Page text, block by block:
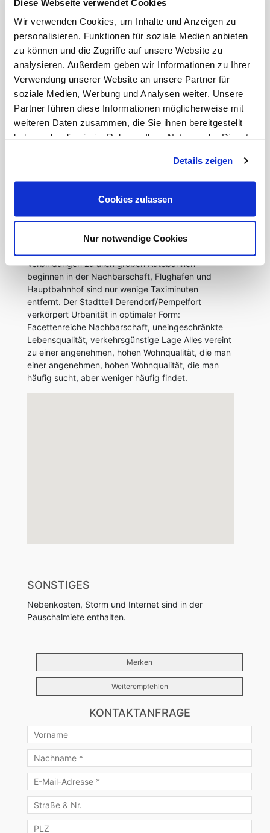
Diese Webseite verwendet Cookies
Wir verwenden Cookies, um Inhalte und Anzeigen zu
personalisieren, Funktionen für soziale Medien anbieten
zu können und die Zugriffe auf unsere Website zu
analysieren. Außerdem geben wir Informationen zu Ihrer
Verwendung unserer Website an unsere Partner für
soziale Medien, Werbung und Analysen weiter. Unsere
Partner führen diese Informationen möglicherweise mit
weiteren Daten zusammen, die Sie ihnen bereitgestellt
haben oder die sie im Rahmen Ihrer Nutzung der Dienste
Details zeigen
Cookies zulassen
Nur notwendige Cookies
Es ist ganz besonders eine Wohnlage, die
Lebensqualität garantiert, weil Lebensfreude und
Genuss in den unterschiedlichsten Varianten direkt
vor der Haustür geboten werden. In einem engen
Radius – kurze 15 Gehminuten - liegen die Deutsche
Oper am Rhein und das Düsseldorfer
Schauspielhaus, die Kunstsammlung Nordrhein
Westfalen und weitere bedeutende Museen. Unweit
davon die Königsallee mit ihrem konzentrierten
dazwischen eine Gastronomieauswahl auf
Mix aus allem. Alles was zum Leben gebraucht wird,
Supermärkte, Wochenmärkte, Fachgeschäfte,
Ärzte, Apotheken. Es ist auch eine Wohnlage der
Verbindungen zu allen großen Autobahnen
beginnen in der Nachbarschaft, Flughafen und
Hauptbahnhof sind nur wenige Taximinuten
entfernt. Der Stadtteil Derendorf/Pempelfort
verkörpert Urbanität in optimaler Form:
Facettenreiche Nachbarschaft, uneingeschränkte
Lebensqualität, verkehrsgünstige Lage Alles vereint
zu einer angenehmen, hohen Wohnqualität, die man
einer angenehmen, hohen Wohnqualität, die man
häufig sucht, aber weniger häufig findet.
SONSTIGES
Nebenkosten, Storm und Internet sind in der
Pauschalmiete enthalten.
Merken
Weiterempfehlen
KONTAKTANFRAGE